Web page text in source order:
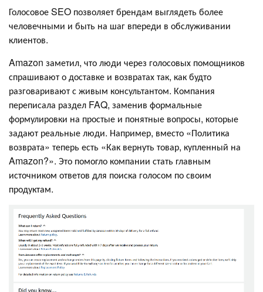
Голосовое SEO позволяет брендам выглядеть более
человечными и быть на шаг впереди в обслуживании
клиентов.
Amazon заметил, что люди через голосовых помощников
спрашивают о доставке и возвратах так, как будто
разговаривают с живым консультантом. Компания
переписала раздел FAQ, заменив формальные
формулировки на простые и понятные вопросы, которые
задают реальные люди. Например, вместо «Политика
возврата» теперь есть «Как вернуть товар, купленный на
Amazon?». Это помогло компании стать главным
источником ответов для поиска голосом по своим
продуктам.